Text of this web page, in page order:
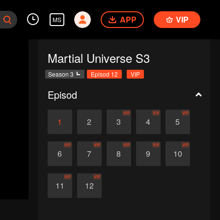
MS APP VIP
Martial Universe S3
Season 3 Episod 12 VIP
Episod
1 2 3
VIP
4
VIP
5
VIP
6
VIP
7
VIP
8
VIP
9
VIP
10
VIP
11
VIP
12
VIP